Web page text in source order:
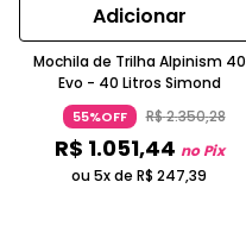
Adicionar
Mochila de Trilha Alpinism 40
Evo - 40 Litros Simond
55%OFF R$2.350,28
R$ 1.051,44 no Pix
ou 5x de R$ 247,39